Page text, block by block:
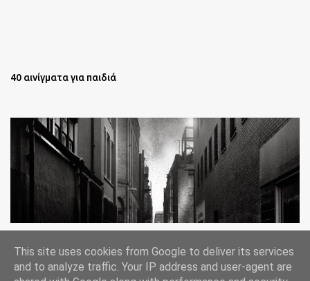
40 αινίγματα για παιδιά
Lee Jeffries
This site uses cookies from Google to deliver its services
and to analyze traffic. Your IP address and user-agent are